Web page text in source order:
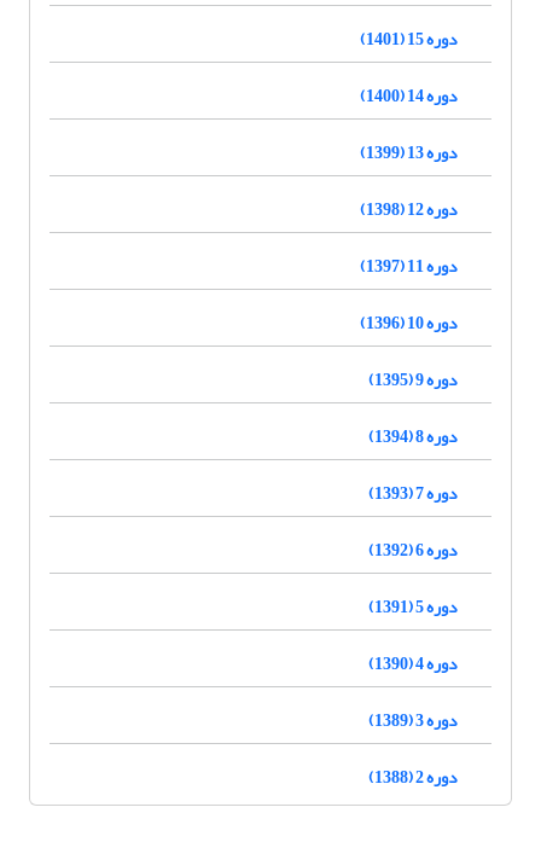
دوره 15 (1401)
دوره 14 (1400)
دوره 13 (1399)
دوره 12 (1398)
دوره 11 (1397)
دوره 10 (1396)
دوره 9 (1395)
دوره 8 (1394)
دوره 7 (1393)
دوره 6 (1392)
دوره 5 (1391)
دوره 4 (1390)
دوره 3 (1389)
دوره 2 (1388)